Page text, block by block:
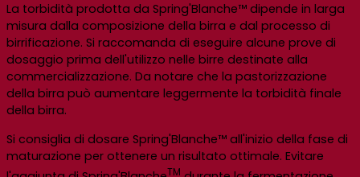
La torbidità prodotta da Spring'Blanche™ dipende in larga
misura dalla composizione della birra e dal processo di
birrificazione. Si raccomanda di eseguire alcune prove di
dosaggio prima dell'utilizzo nelle birre destinate alla
commercializzazione. Da notare che la pastorizzazione
della birra può aumentare leggermente la torbidità finale
della birra.
Si consiglia di dosare Spring'Blanche™ all'inizio della fase di
maturazione per ottenere un risultato ottimale. Evitare
TM